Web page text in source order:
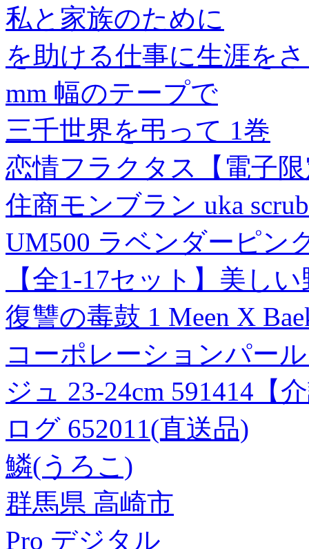
私と家族のために
を助ける仕事に生涯を
mm 幅のテープで
三千世界を弔って 1巻
恋情フラクタス【電子
住商モンブラン uka
UM500 ラベンダーピン
【全1-17セット】美し
復讐の毒鼓 1 Meen X
コーポレーションパー
ジュ 23-24cm 591414【
ログ 652011(直送品)
鱗(うろこ)
群馬県 高崎市
Pro デジタル